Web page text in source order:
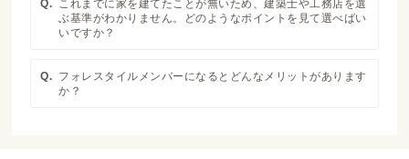
Q. これまでに家を建てたことが無いため、建築士や工務店を選
ぶ基準がわかりません。どのようなポイントを見て選べばい
いですか？
Q. フォレスタイルメンバーになるとどんなメリットがあります
か？